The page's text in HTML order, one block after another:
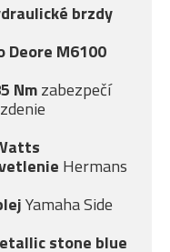
brzdy
Deore M6100
Nmzabezpečí
Hermans
Yamaha Side
stone blue